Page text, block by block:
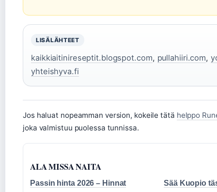
LISÄLÄHTEET
kaikkiaitinireseptit.blogspot.com, pullahiiri.com,
yhteishyva.fi
Jos haluat nopeamman version, kokeile tätä helppo
joka valmistuu puolessa tunnissa.
ALA MISSA NAITA
Passin hinta 2026 – Hinnat
Sää Kuopio